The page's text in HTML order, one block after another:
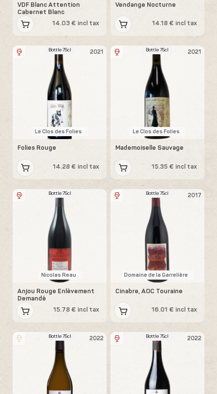
VDF Blanc Attention
Cabernet Blanc
14.03 € incl tax
Vendange Nocturne
14.18 € incl tax
2021
Bottle 75cl
Le Clos des Folies
Folies Rouge
14.28 € incl tax
2021
Bottle 75cl
Le Clos des Folies
Mademoiselle Sauvage
15.35 € incl tax
Bottle 75cl
Nicolas Reau
Anjou Rouge Enlèvement
Demandé
15.78 € incl tax
2017
Bottle 75cl
Domaine de la Garrelière
Cinabre, AOC Touraine
16.01 € incl tax
2022
Bottle 75cl 2022
Bottle 75cl